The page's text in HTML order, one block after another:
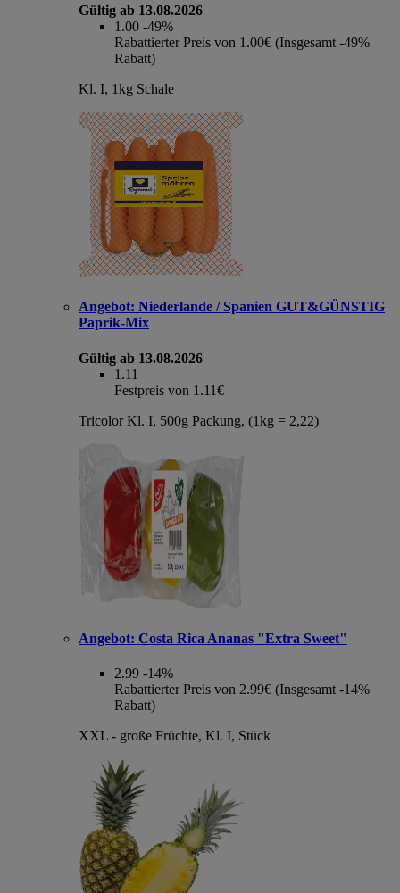
Gültig ab 13.08.2026
1.00 -49%
Rabattierter Preis von 1.00€ (Insgesamt -49%
Rabatt)
Kl. I, 1kg Schale
Angebot: Niederlande / Spanien GUT&GÜNSTIG
Paprik-Mix
Gültig ab 13.08.2026
1.11
Festpreis von 1.11€
Tricolor Kl. I, 500g Packung, (1kg = 2,22)
Angebot: Costa Rica Ananas "Extra Sweet"
2.99 -14%
Rabattierter Preis von 2.99€ (Insgesamt -14%
Rabatt)
XXL - große Früchte, Kl. I, Stück